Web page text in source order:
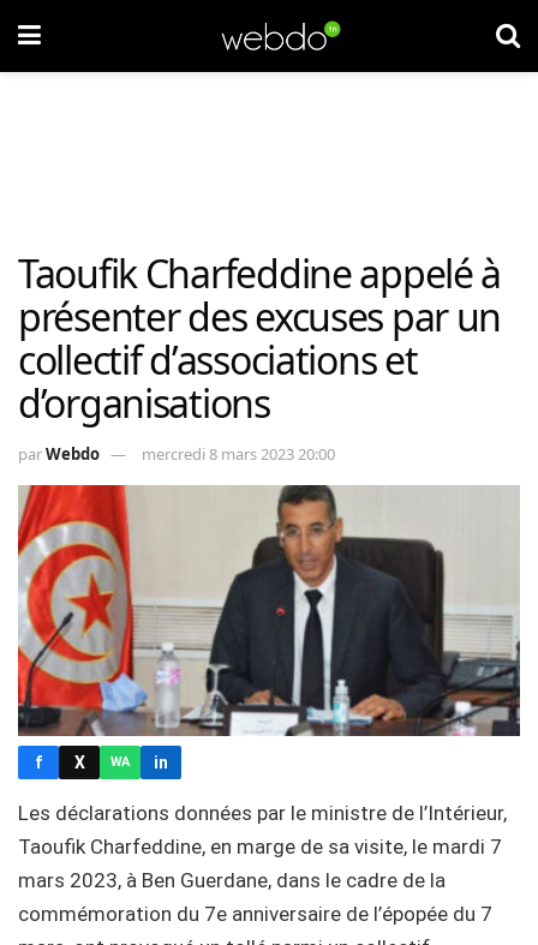
Taoufik Charfeddine appelé à
présenter des excuses par un
collectif d’associations et
d’organisations
parWebdo mercredi 8 mars 2023 20:00
f X WA in
Les déclarations données par le ministre de l’Intérieur,
Taoufik Charfeddine, en marge de sa visite, le mardi 7
mars 2023, à Ben Guerdane, dans le cadre de la
commémoration du 7e anniversaire de l’épopée du 7